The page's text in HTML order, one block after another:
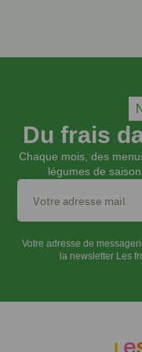
légèrement
Ciseler
les
oignons.
Dans
les
oignons
Du frais
Chaque mois, des
légumes de
Votre adresse de
la newsletter Les